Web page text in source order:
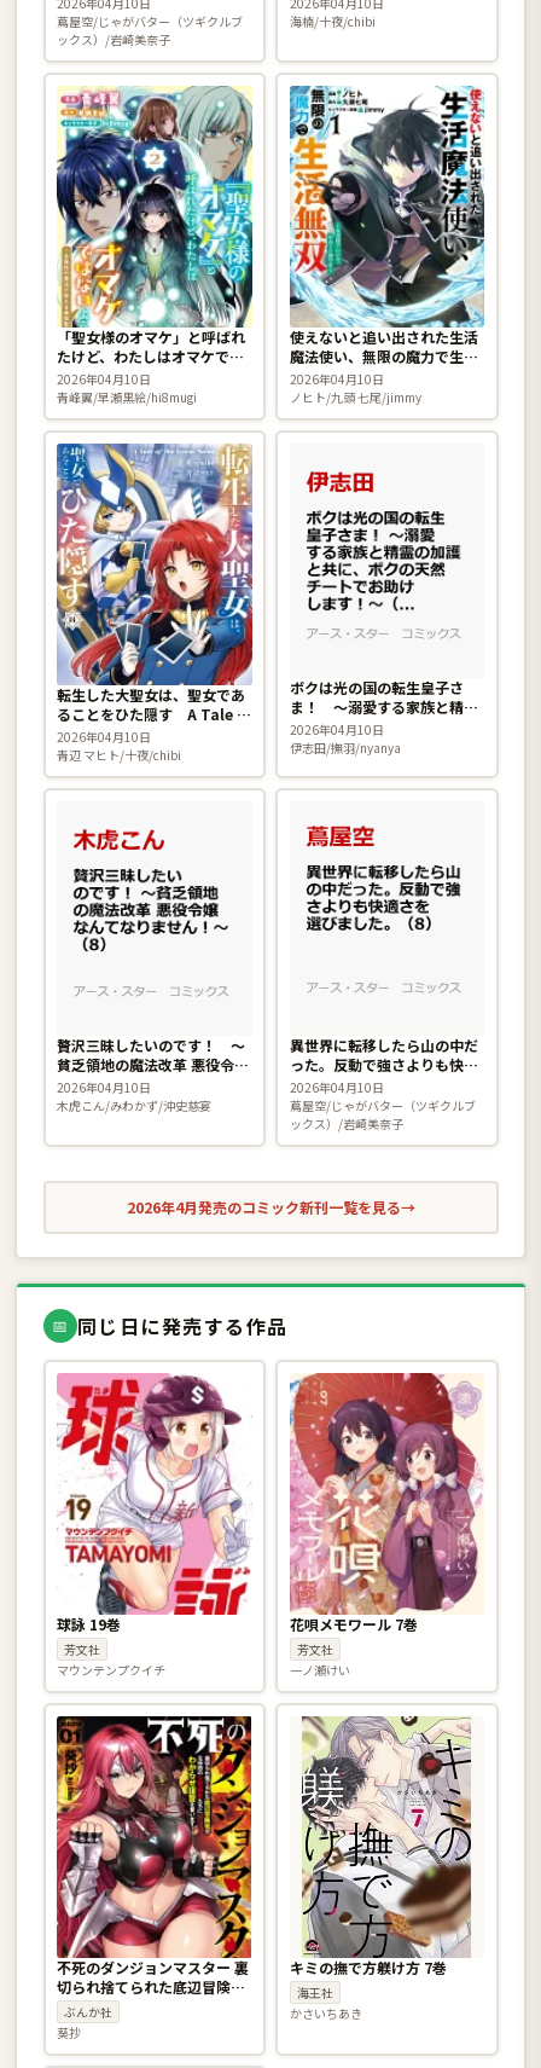
蔦屋空/じゃがバター（ツギクルブ
ックス）/岩崎美奈子
Remembrance〜 5巻
海楠/十夜/chibi
「聖女様のオマケ」と呼ばれ
たけど、わたしはオマケでは
ないようです。 〜全属性の
魔法が使える最強聖女でし
た〜 2巻
2026年04月10日
青峰翼/早瀬黒絵/hi8mugi
使えないと追い出された生活
魔法使い、無限の魔力で生活
無双〜火力役？いいえ、サポ
ート役です〜 1巻
2026年04月10日
ノヒト/九頭 七尾/jimmy
転生した大聖女は、聖女であ
ることをひた隠す A Tale of
The Great Saint 14巻
2026年04月10日
青辺 マヒト/十夜/chibi
ボクは光の国の転生皇子さ
ま！ 〜溺愛する家族と精霊
の加護と共に、ボクの天然チ
ートでお助けします！〜 2巻
2026年04月10日
伊志田/撫羽/nyanya
贅沢三昧したいのです！ 〜
貧乏領地の魔法改革 悪役令嬢
なんてなりません！〜 8巻
2026年04月10日
木虎こん/みわかず/沖史慈宴
異世界に転移したら山の中だ
った。反動で強さよりも快適
さを選びました。 8巻
2026年04月10日
蔦屋空/じゃがバター（ツギクルブ
ックス）/岩崎美奈子
2026年4月発売のコミック新刊一覧を見る→
📅 同じ日に発売する作品
球詠 19巻
芳文社
マウンテンプクイチ
花唄メモワール 7巻
芳文社
一ノ瀬けい
不死のダンジョンマスター 裏
切られ捨てられた底辺冒険者
が元仲間の女冒険者たちにわ
からせ復讐を誓います！ 1巻
ぶんか社
葵抄
キミの撫で方躾け方 7巻
海王社
かさいちあき